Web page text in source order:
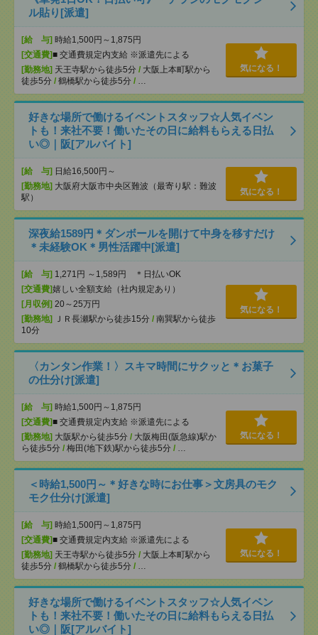
ル貼り[派遣]
[給 与] 時給1,500円～1,875円
[交通費]■ 交通費規定内支給 ※派遣先による
[勤務地] 天王寺駅から徒歩5分 / 大阪上本町駅から
徒歩5分 / 鶴橋駅から徒歩5分 / …
気になる！
好きな場所で働けるイベントスタッフ☆人気イベン
トも！来社不要！働いたその日に給料もらえる日払
い◎｜阪[アルバイト]
[給 与] 日給16,500円～
[勤務地] 大阪府大阪市中央区難波（最寄り駅：難波
駅）
気になる！
深夜給1589円＊ダンボールを開けて中身を移すだけ
＊未経験OK＊男性活躍中[派遣]
[給 与] 1,271円 ～1,589円 ＊日払いOK
[交通費]嬉しい全額支給（社内規定あり）
[月収例] 20～25万円
[勤務地]
ＪＲ長瀬駅から徒歩15分 / 南巽駅から徒歩
10分
気になる！
〈カンタン作業！〉スキマ時間にサクッと＊お菓子
の仕分け[派遣]
[給 与] 時給1,500円～1,875円
[交通費]■ 交通費規定内支給 ※派遣先による
[勤務地] 大阪駅から徒歩5分 / 大阪梅田(阪急線)駅か
ら徒歩5分 / 梅田(地下鉄)駅から徒歩5分 / …
気になる！
＜時給1,500円～＊好きな時にお仕事＞文房具のモク
モク仕分け[派遣]
[給 与] 時給1,500円～1,875円
[交通費]■ 交通費規定内支給 ※派遣先による
[勤務地] 天王寺駅から徒歩5分 / 大阪上本町駅から
徒歩5分 / 鶴橋駅から徒歩5分 / …
気になる！
好きな場所で働けるイベントスタッフ☆人気イベン
トも！来社不要！働いたその日に給料もらえる日払
い◎｜阪[アルバイト]